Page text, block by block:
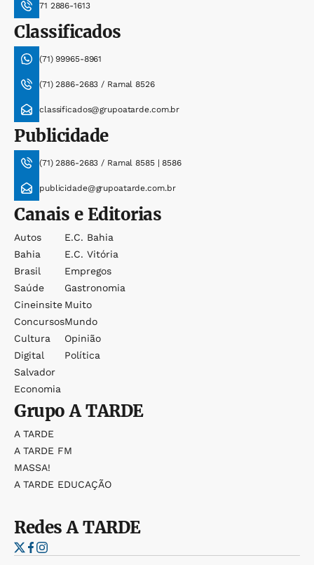
71 2886-1613
Classificados
(71) 99965-8961
(71) 2886-2683 / Ramal 8526
classificados@grupoatarde.com.br
Publicidade
(71) 2886-2683 / Ramal 8585 | 8586
publicidade@grupoatarde.com.br
Canais e Editorias
Autos
Bahia
Brasil
Saúde
Cineinsite
Concursos
Cultura
Digital
Salvador
Economia
E.c. Bahia
E.c. Vitória
Empregos
Gastronomia
Muito
Mundo
Opinião
Política
GrupoA TARDE
A TARDE
A TARDE FM
MASSA!
A TARDE EDUCAÇÃO
RedesA TARDE